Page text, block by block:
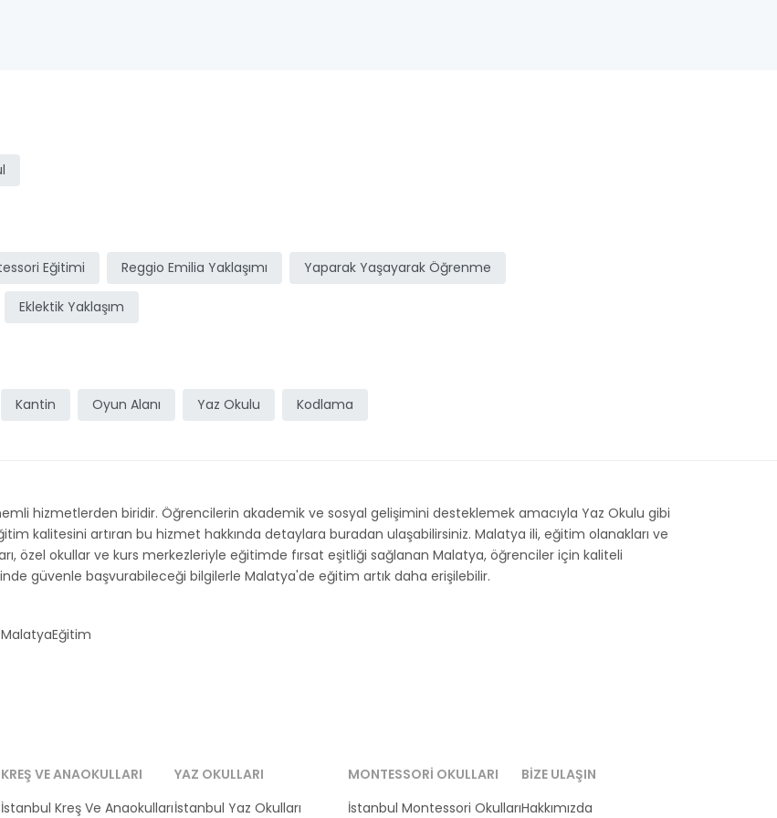
Eğitimi Reggio Emilia Yaklaşımı Yaparak Yaşayarak Öğrenme
Eklektik Yaklaşım
Kantin Oyun Alanı Yaz Okulu Kodlama
hizmetlerden biridir. Öğrencilerin akademik ve sosyal gelişimini desteklemek amacıyla Yaz Okulu gibi
kalitesini artıran bu hizmet hakkında detaylara buradan ulaşabilirsiniz. Malatya ili, eğitim olanakları ve
özel okullar ve kurs merkezleriyle eğitimde fırsat eşitliği sağlanan Malatya, öğrenciler için kaliteli
güvenle başvurabileceği bilgilerle Malatya'de eğitim artık daha erişilebilir.
KREŞ VE ANAOKULLARI
İstanbul Kreş Ve Anaokulları
YAZ OKULLARI
İstanbul Yaz Okulları
MONTESSORI OKULLARI
İstanbul Montessori Okulları
BIZE ULAŞIN
Hakkımızda